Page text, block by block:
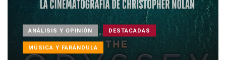
ANÁLISIS Y OPINIÓN DESTACADAS
MÚSICA Y FARÁNDULA